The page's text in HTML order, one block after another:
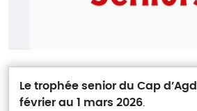
Le trophée senior du Cap
février au 1 mars 2026.